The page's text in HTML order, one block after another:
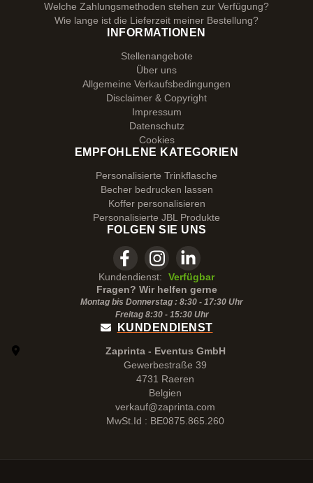
Welche Zahlungsmethoden stehen zur Verfügung?
Wie lange ist die Lieferzeit meiner Bestellung?
INFORMATIONEN
Stellenangebote
Über uns
Allgemeine Verkaufsbedingungen
Disclaimer & Copyright
Impressum
Datenschutz
Cookies
EMPFOHLENE KATEGORIEN
Personalisierte Trinkflasche
Becher bedrucken lassen
Koffer personalisieren
Personalisierte JBL Produkte
FOLGEN SIE UNS
Kundendienst:
Verfügbar
Fragen? Wir helfen gerne
Montag bis Donnerstag : 8:30 - 17:30 Uhr
Freitag 8:30 - 15:30Uhr
KUNDENDIENST
Zaprinta - Eventus GmbH
Gewerbestraße 39
4731 Raeren
Belgien
verkauf@zaprinta.com
MwSt.Id : BE0875.865.260